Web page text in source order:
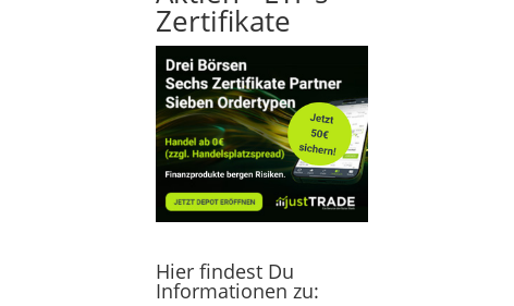
Zertifikate
Hier findest Du
Informationen zu: